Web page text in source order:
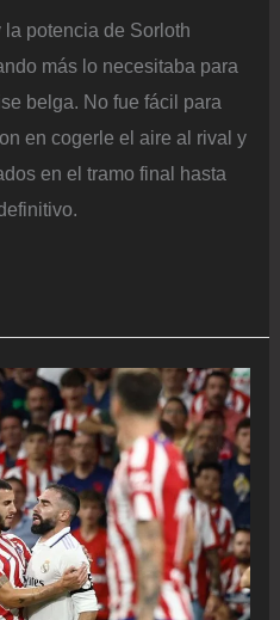
potencia de Sorloth
más lo necesitaba para
belga. No fue fácil para
en cogerle el aire al rival y
en el tramo final hasta